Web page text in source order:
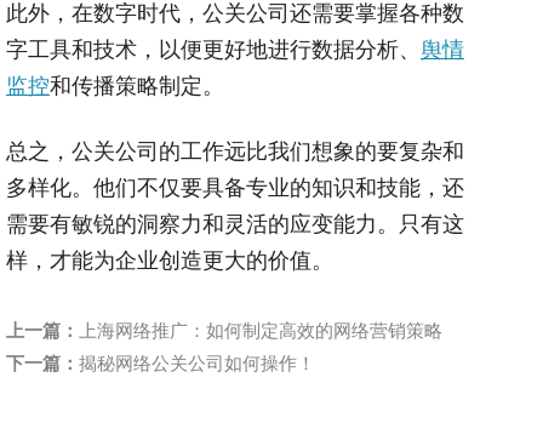
此外，在数字时代，公关公司还需要掌握各种数
字工具和技术，以便更好地进行数据分析、 舆情
监控和传播策略制定。
总之，公关公司的工作远比我们想象的要复杂和
多样化。他们不仅要具备专业的知识和技能，还
需要有敏锐的洞察力和灵活的应变能力。只有这
样，才能为企业创造更大的价值。
上一篇：
上海网络推广：如何制定高效的网络营销策略
下一篇： 揭秘网络公关公司如何操作！